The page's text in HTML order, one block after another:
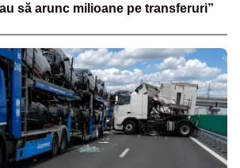
să arunc milioane pe transferuri”